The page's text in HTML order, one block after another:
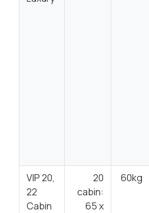
VIP 20,
22
Cabin
20
cabin:
65 x
60kg